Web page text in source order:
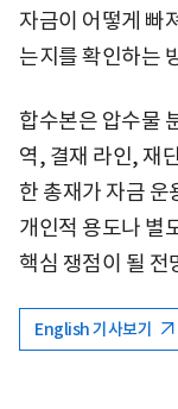
자금이 어떻게 빠
는지를 확인하는
합수본은 압수물
역, 결재 라인, 재
한 총재가 자금 운
개인적 용도나 별
핵심 쟁점이 될 전
English 기사보기